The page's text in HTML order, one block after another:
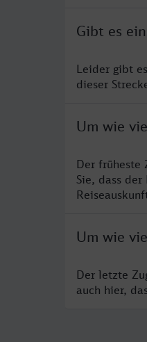
Gibt es
Leider gibt
dieser
Um wie
Der früheste
Sie, dass
Um wie
Der letzte
auch hier,